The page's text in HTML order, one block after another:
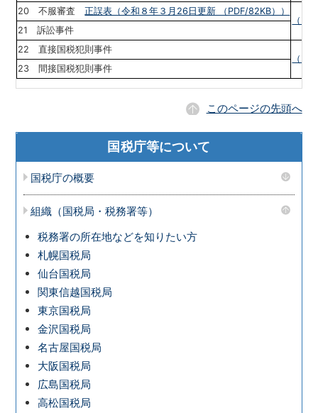
20 不服審査正誤表（令和８年３月26日更新 （PDF/82KB））
（
21 訴訟事件
22 直接国税犯則事件
（
23 間接国税犯則事件
このページの先頭へ
国税庁等について
国税庁の概要
組織（国税局・税務署等）
税務署の所在地などを知りたい方
札幌国税局
仙台国税局
関東信越国税局
東京国税局
金沢国税局
名古屋国税局
大阪国税局
広島国税局
高松国税局